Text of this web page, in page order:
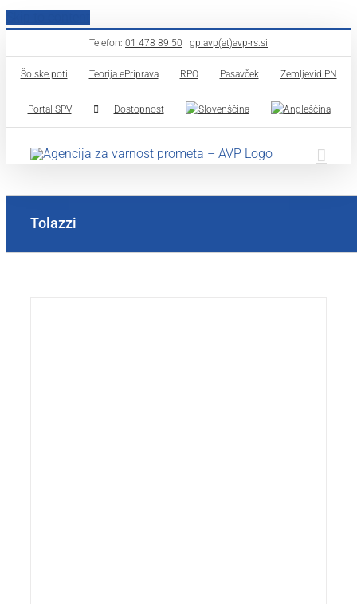
Telefon: 01 478 89 50 gp.avp(at)avp-rs.si
Šolske poti Teorija ePriprava RPO Pasavček Zemljevid PN
Portal SPV Dostopnost
Tolazzi